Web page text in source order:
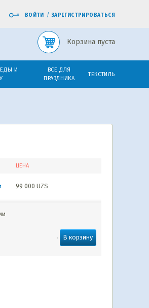
ВОЙТИ / ЗАРЕГИСТРИРОВАТЬСЯ
Корзина пуста
И
ВСЕ ДЛЯ
ПРАЗДНИКА
ТЕКСТИЛЬ
ЦЕНА
99 000UZS
В корзину